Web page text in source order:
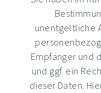
unentgeltliche
Empfänger und
und ggf. ein
dieser Daten.